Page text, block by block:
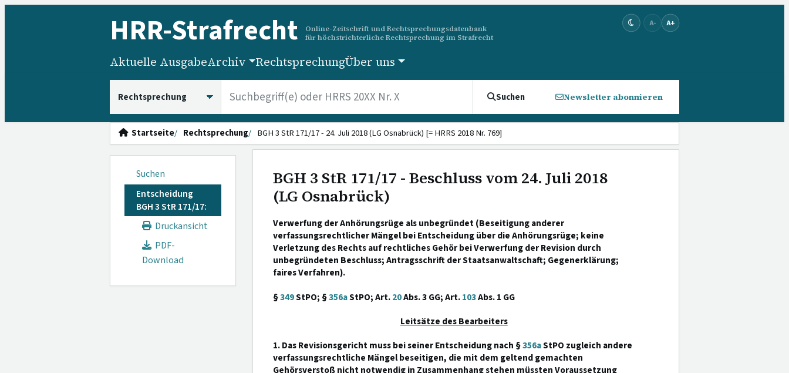
HRR-Strafrecht
Online-Zeitschrift und Rechtsprechungsdatenbank
für höchstrichterliche Rechtsprechung im Strafrecht
A- A+
Aktuelle AusgabeArchiv RechtsprechungÜber uns
Suchen Newsletter abonnieren
Startseite Rechtsprechung BGH 3 StR 171/17 - 24. Juli 2018 (LG Osnabrück) [= HRRS 2018 Nr. 769]
Suchen
Entscheidung
BGH 3 StR 171/17:
Druckansicht
PDF-
Download
BGH 3 StR 171/17 - Beschluss vom 24. Juli 2018
(LG Osnabrück)
Verwerfung der Anhörungsrüge als unbegründet (Beseitigung anderer
verfassungsrechtlicher Mängel bei Entscheidung über die Anhörungsrüge; keine
Verletzung des Rechts auf rechtliches Gehör bei Verwerfung der Revision durch
unbegründeten Beschluss; Antragsschrift der Staatsanwaltschaft; Gegenerklärung;
faires Verfahren).
§349StPO; §356aStPO; Art.20Abs. 3 GG; Art.103Abs. 1 GG
Leitsätze des Bearbeiters
1. Das Revisionsgericht muss bei seiner Entscheidung nach §356aStPO zugleich andere
verfassungsrechtliche Mängel beseitigen, die mit dem geltend gemachten
Gehörsverstoß nicht notwendig in Zusammenhang stehen müssten Voraussetzung